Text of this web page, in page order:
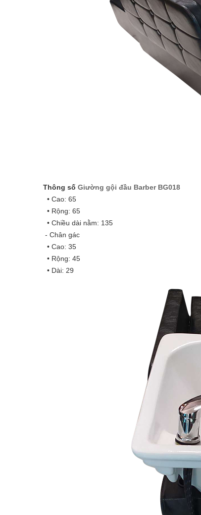
Thông số Giường gội đầu Barber BG018
• Cao: 65
• Rộng: 65
• Chiều dài nằm: 135
- Chân gác
• Cao: 35
• Rộng: 45
• Dài: 29